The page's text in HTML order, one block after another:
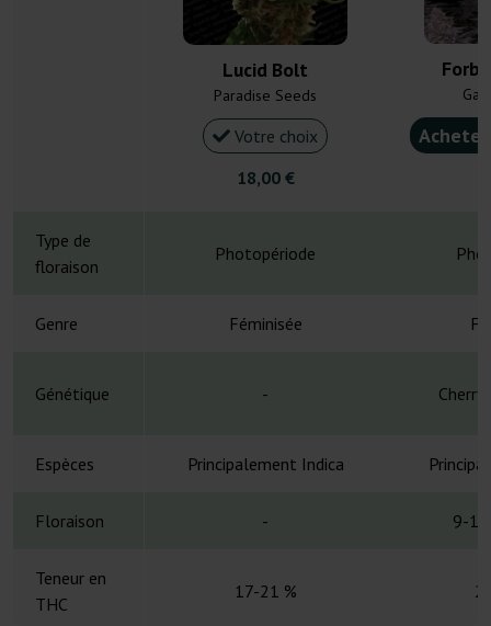
Lucid Bolt
Paradise Seeds
Votre choix
18,00 €
Type de
floraison
Photopériode
Genre Féminisée
Génétique - Cherry
Espèces Principalement Indica
Floraison - 9-10
Teneur en
THC
17-21 %